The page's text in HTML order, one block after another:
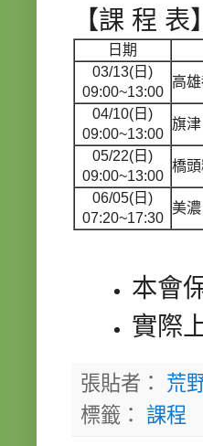
【課 程 表】
日期
03/13(日)
09:00~13:00
高
04/10(日)
09:00~13:00
旗津
05/22(日)
09:00~13:00
橋
06/05(日)
07:20~17:30
美
本會
實際
張貼者： 荒
標籤： 課程